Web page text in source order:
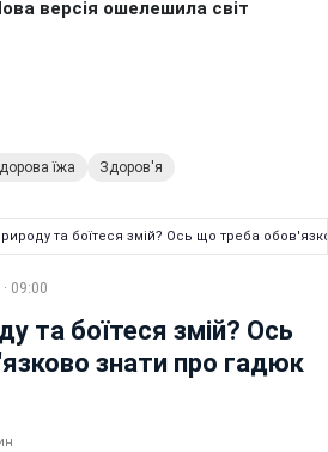
їжа Здоров'я
та боїтеся змій? Ось що треба
09:00
та боїтеся змій? Ось
знати про гадюк